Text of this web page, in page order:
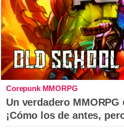
Corepunk MMORPG
Un verdadero
¡Cómo los de antes,